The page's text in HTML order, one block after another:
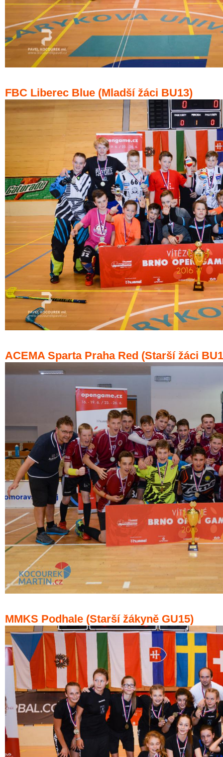
FBC Liberec Blue (Mladší žáci BU13)
ACEMA Sparta Praha Red (Starší žáci
MMKS Podhale (Starší žákyně GU15)